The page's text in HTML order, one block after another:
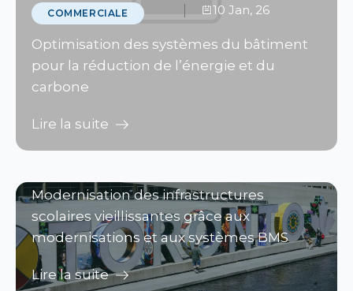
COMMERCIALE 10 Jan, 26
Optimisation des systèmes du bâtiment
pour la réduction de l’énergie et du
carbone
Lire la suite
AUTOMATISATION
10 Jan, 26
Modernisation des infrastructures
scolaires vieillissantes grâce aux
modernisations et aux systèmes BMS
Lire la suite